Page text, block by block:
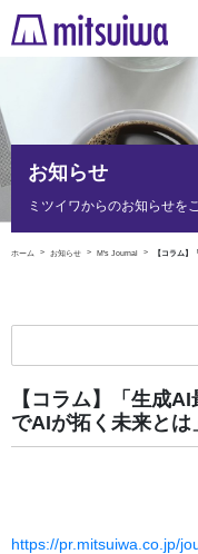
ホーム お知らせ M's Journal 【コラム】
お知らせ
ミツイワからのお知らせを
【コラム】「生成
でAIが拓く未来とは
https://pr.mitsuiwa.co.jp/